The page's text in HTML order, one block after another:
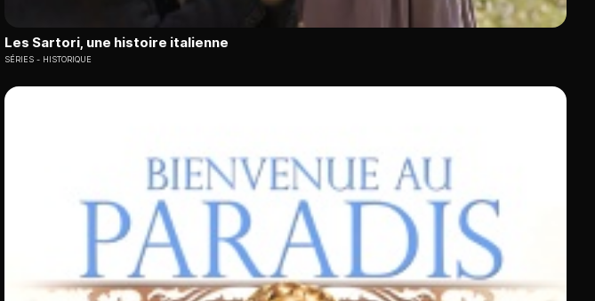
Les Sartori, une histoire italienne
SÉRIES HISTORIQUE